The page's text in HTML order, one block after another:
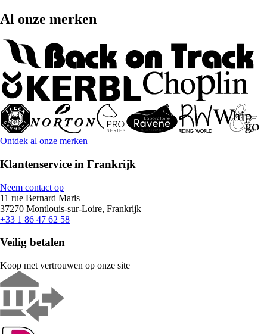
Al onze merken
Ontdek al onze merken
Klantenservice in Frankrijk
Neem contact op
11 rue Bernard Maris
37270 Montlouis-sur-Loire, Frankrijk
+33 1 86 47 62 58
Veilig betalen
Koop met vertrouwen op onze site